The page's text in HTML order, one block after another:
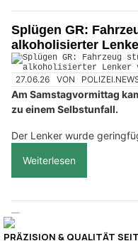
Splügen GR:
alkoholisierter
27.06.26 VON
Am Samstagvormittag
zu einem Selbstunfall.
Der Lenker wurde
Weiterlesen